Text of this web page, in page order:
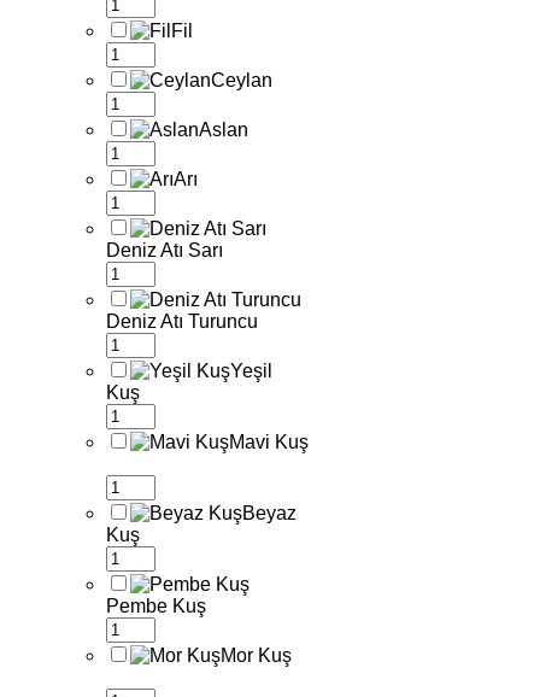
Fil
Ceylan
Aslan
Arı
Deniz Atı Sarı
Deniz Atı Turuncu
Yeşil
Kuş
Mavi Kuş
Beyaz
Kuş
Pembe Kuş
Mor Kuş